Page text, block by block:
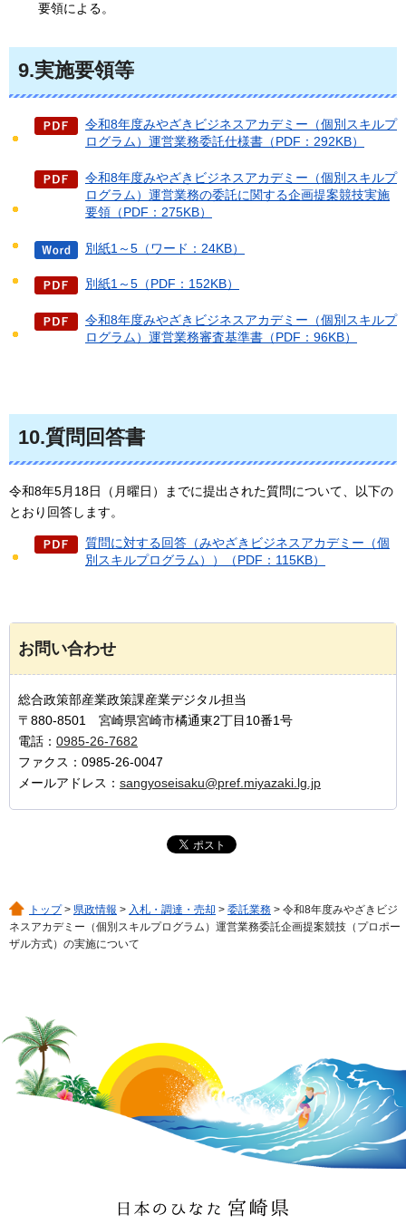
要領による。
9.実施要領等
令和8年度みやざきビジネスアカデミー（個別スキルプ
ログラム）運営業務委託仕様書（PDF：292KB）
令和8年度みやざきビジネスアカデミー（個別スキルプ
ログラム）運営業務の委託に関する企画提案競技実施
要領（PDF：275KB）
別紙1～5（ワード：24KB）
別紙1～5（PDF：152KB）
令和8年度みやざきビジネスアカデミー（個別スキルプ
ログラム）運営業務審査基準書（PDF：96KB）
10.質問回答書
令和8年5月18日（月曜日）までに提出された質問について、以下の
とおり回答します。
質問に対する回答（みやざきビジネスアカデミー（個
別スキルプログラム））（PDF：115KB）
お問い合わせ
総合政策部産業政策課産業デジタル担当
〒880-8501 宮崎県宮崎市橘通東2丁目10番1号
電話： 0985-26-7682
ファクス：0985-26-0047
メールアドレス： sangyoseisaku@pref.miyazaki.lg.jp
トップ> 県政情報 > 入札・調達・売却 > 委託業務 > 令和8年度みやざきビジ
ネスアカデミー（個別スキルプログラム）運営業務委託企画提案競技（プロポー
ザル方式）の実施について
日本のひなた 宮崎県